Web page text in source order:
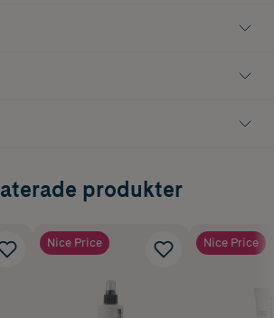
rengöringsgel, pH balanserad cleanser
som inte stör hudens fuktbalans.
produkter
Nice Price Nice Price